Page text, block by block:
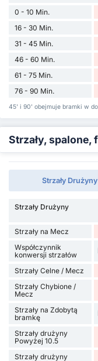
0 - 10 Min.
16 - 30 Min.
31 - 45 Min.
46 - 60 Min.
61 - 75 Min.
76 - 90 Min.
45' i 90' obejmuje bramki w
Strzały, spalone,
Strzały Drużyny
Strzały Drużyny
Strzały na Mecz
Współczynnik
konwersji strzałów
Strzały Celne / Mecz
Strzały Chybione /
Mecz
Strzały na Zdobytą
bramkę
Strzały drużyny
Powyżej 10.5
Strzały drużyny